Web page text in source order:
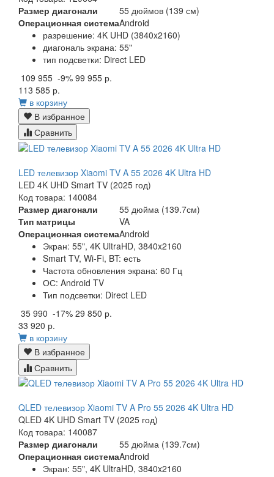
Размер диагонали
55 дюймов (139 см)
Операционная системаAndroid
разрешение: 4K UHD (3840x2160)
диагональ экрана: 55"
тип подсветки: Direct LED
109 955 -9% 99 955 р.
113 585 р.
в корзину
В избранное
Сравнить
LED телевизор Xiaomi TV A 55 2026 4K Ultra HD
LED 4K UHD Smart TV (2025 год)
Код товара: 140084
Размер диагонали
55 дюйма (139.7см)
Тип матрицы
VA
Операционная системаAndroid
Экран: 55", 4K UltraHD, 3840x2160
Smart TV, Wi-Fi, BT: есть
Частота обновления экрана: 60 Гц
ОС: Android TV
Тип подсветки: Direct LED
35 990 -17% 29 850 р.
33 920 р.
в корзину
В избранное
Сравнить
QLED телевизор Xiaomi TV A Pro 55 2026 4K Ultra HD
QLED 4K UHD Smart TV (2025 год)
Код товара: 140087
Размер диагонали
55 дюйма (139.7см)
Операционная системаAndroid
Экран: 55", 4K UltraHD, 3840x2160